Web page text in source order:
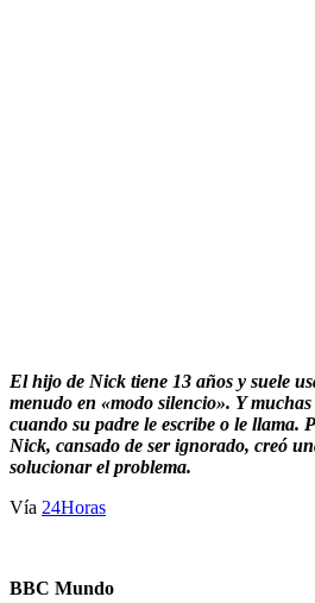
El hijo de Nick tiene 13 años y suele
menudo en «modo silencio». Y muchas
cuando su padre le escribe o le llama.
Nick, cansado de ser ignorado, creó
solucionar el problema.
Vía 24Horas
BBC Mundo